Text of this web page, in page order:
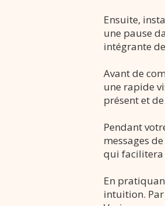
Ensuite,
une pause
intégrante
Avant de
une rapide
présent et
Pendant
messages
qui facilitera
En
intuition.